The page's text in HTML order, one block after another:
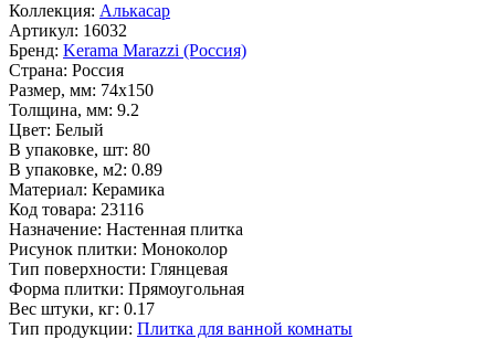
Коллекция: Алькасар
Артикул: 16032
Бренд: Kerama Marazzi (Россия)
Страна: Россия
Размер, мм: 74x150
Толщина, мм: 9.2
Цвет: Белый
В упаковке, шт: 80
В упаковке, м2: 0.89
Материал: Керамика
Код товара: 23116
Назначение: Настенная плитка
Рисунок плитки: Моноколор
Тип поверхности: Глянцевая
Форма плитки: Прямоугольная
Вес штуки, кг: 0.17
Тип продукции: Плитка для ванной комнаты